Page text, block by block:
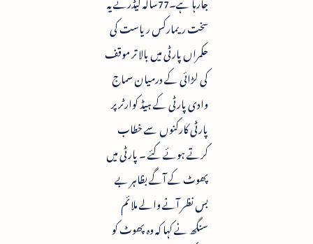
سخت ریمارکس ریاست کی
حکمراں پارٹی میں بالا تر موقف
کی لڑائی کے درمیان سماج
وادی پارٹی کے ہیڈ کوارٹر پر
پارٹی کارکنوں سے خطاب
کرتے ہوئے کئے ۔ پارٹی میں
پھوٹ کے آگے بظاہر بے
بس نظر آنے والے ملائم
سنگھ نے کہا کہ وہ پھوٹ کو